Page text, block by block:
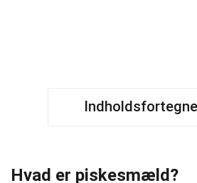
Hvad er piskesmæld?